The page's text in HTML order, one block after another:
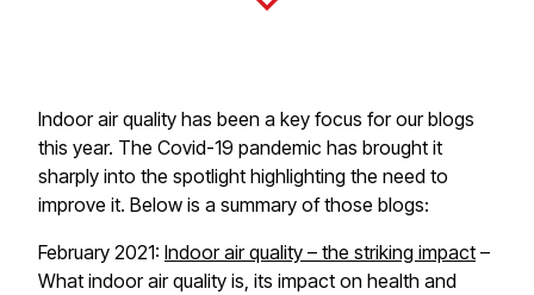
Indoor air quality has been a key focus for our blogs
this year. The Covid-19 pandemic has brought it
sharply into the spotlight highlighting the need to
improve it. Below is a summary of those blogs:​​​​‌ ‍ ​‍​‍‌‍ ‌ ​‍‌‍‍‌‌‍‌ ‌‍‍‌‌‍ ‍​‍​‍​ ‍‍​‍​‍‌ ​ ‌‍​‌‌‍ ‍‌‍‍‌‌ ‌​‌ ‍‌​‍ ‍‌‍‍‌‌‍ ​‍​‍​‍ ​​‍​‍‌‍‍​‌ ​‍‌‍‌‌‌‍‌‍​‍​‍​ ‍‍​‍​‍​‍ ‌‍​‌‌‍‌​‌‍ ‌‌‍‍‌‌‍ ‍​‍ ‌‍‍‌‌‍ ‍‌ ‌​‌‍‌‌‌‍ ‍‌ ‌​​‍ ‌‍‌‌‌‍‌​‌‍‍‌‌ ‌​​‍ ‌‍ ‌‌‍ ‌‍‌​‌‍‌‌​ ‌‌ ​​‌ ​‍‌‍‌‌‌ ​ ‌‍‌‌‌‍ ‍‌ ‌​‌‍​‌‌ ‌​‌‍‍‌‌‍ ‌‍ ‍​ ‍ ‌‍‍‌‌‍‌​​ ‌​ ‌‍​ ‌​​ ‍‌‌‍​‌‌‍​ ​ ‌ ​ ‍​​ ​ ​‍ ‌‌‍​ ​ ​​​ ‌‌​ ‌​​‍ ‌​ ‌​‌‍‌​​ ‍​​ ‍‌​‍ ‌​ ‍‌​ ‌‌‌‍​‌​ ​​​‍ ‌​ ‌‌‌‍‌‌​ ​‍​ ‌​​ ‍‌​ ​‌​ ‌ ‌‍‌‍​ ‌​​ ‍​​ ‍‌​ ‌‌​ ‍ ‌ ‌​‌ ‍‌‌ ​​‌‍‌‌​ ‌‌ ​​‌‍ ‌ ​ ‌ ‌​​ ‍ ‌ ​​‌‍​‌‌ ‌​‌‍‍​​ ‌‌‍​ ‌‍ ‌‍ ‍‌ ‌​‌‍‌‌‌‍ ‍‌ ‌​​‍‌‌​ ‌‌‌​​‍‌‌ ‌‍‍ ‌‍‌‌‌ ‍‌​‍‌‌​ ​ ‌​‌​​‍‌‌​ ​ ‌​‌​​‍‌‌​ ​‍​ ​‍‌‍‌‍‌‍‌​​ ​ ​ ‌​‌‍‌​​ ​‌​ ‍‌​ ‍‌​ ‍​​ ​​​ ‌​​ ​​​‍‌‌​ ​‍​ ​‍​‍‌‌​ ‌‌‌​‌​​‍ ‍‌‍​ ‌‍‍​‌‍‍‌‌‍ ​‌‍‌​‌ ​‍‌‍‌‌‌‍ ‍​‍‌‌​ ‌‌‌​​‍‌‌ ‌‍‍ ‌‍‌‌‌ ‍‌​‍‌‌​ ​ ‌​‌​​‍‌‌​ ​ ‌​‌​​‍‌‌​ ​‍​ ​‍‌‍​‍​ ‍‌​ ‌‍​ ‍‌‌‍‌‍​ ‌‍​ ‌ ‌‍​‍​ ​​‌‍‌‍​ ‌​​ ​‌​ ​​​‍‌‌​ ​‍​ ​‍​‍‌‌​ ‌‌‌​‌​​‍ ‍‌ ‌​‌‍‌‌‌ ‍​‌ ‌​​ ‌‍​‍‌‍​‌‌ ​ ‌‍‌‌‌‌‌‌‌ ​‍‌‍ ​​ ‌​‍‌‌​ ​‍‌​‌‍‌‍​‌‌‍‌​‌‍ ‌‌‍‍‌‌‍ ‍​‍‌‍‌‍‍‌‌‍‌​​ ‌​ ‌‍​ ‌​​ ‍‌‌‍​‌‌‍​ ​ ‌ ​ ‍​​ ​ ​‍ ‌‌‍​ ​ ​​​ ‌‌​ ‌​​‍ ‌​ ‌​‌‍‌​​ ‍​​ ‍‌​‍ ‌​ ‍‌​ ‌‌‌‍​‌​ ​​​‍ ‌​ ‌‌‌‍‌‌​ ​‍​ ‌​​ ‍‌​ ​‌​ ‌ ‌‍‌‍​ ‌​​ ‍​​ ‍‌​ ‌‌​‍‌‍‌ ‌​‌ ‍‌‌ ​​‌‍‌‌​ ‌‌ ​​‌‍ ‌ ​ ‌ ‌​​‍‌‍‌ ​​‌‍​‌‌ ‌​‌‍‍​​ ‌‌‍​ ‌‍ ‌‍ ‍‌ ‌​‌‍‌‌‌‍ ‍‌ ‌​​‍‌‌​ ‌‌‌​​‍‌‌ ‌‍‍ ‌‍‌‌‌ ‍‌​‍‌‌​ ​ ‌​‌​​‍‌‌​ ​ ‌​‌​​‍‌‌​ ​‍​ ​‍‌‍‌‍‌‍‌​​ ​ ​ ‌​‌‍‌​​ ​‌​ ‍‌​ ‍‌​ ‍​​ ​​​ ‌​​ ​​​‍‌‌​ ​‍​ ​‍​‍‌‌​ ‌‌‌​‌​​‍ ‍‌‍​ ‌‍‍​‌‍‍‌‌‍ ​‌‍‌​‌ ​‍‌‍‌‌‌‍ ‍​‍‌‌​ ‌‌‌​​‍‌‌ ‌‍‍ ‌‍‌‌‌ ‍‌​‍‌‌​ ​ ‌​‌​​‍‌‌​ ​ ‌​‌​​‍‌‌​ ​‍​ ​‍‌‍​‍​ ‍‌​ ‌‍​ ‍‌‌‍‌‍​ ‌‍​ ‌ ‌‍​‍​ ​​‌‍‌‍​ ‌​​ ​‌​ ​​​‍‌‌​ ​‍​ ​‍​‍‌‌​ ‌‌‌​‌​​‍ ‍‌ ‌​‌‍‌‌‌ ‍​‌ ‌​​‍​‍‌ ‌
February 2021: ​​​​‌ ‍ ​‍​‍‌‍ ‌ ​‍‌‍‍‌‌‍‌ ‌‍‍‌‌‍ ‍​‍​‍​ ‍‍​‍​‍‌ ​ ‌‍​‌‌‍ ‍‌‍‍‌‌ ‌​‌ ‍‌​‍ ‍‌‍‍‌‌‍ ​‍​‍​‍ ​​‍​‍‌‍‍​‌ ​‍‌‍‌‌‌‍‌‍​‍​‍​ ‍‍​‍​‍​‍ ‌‍​‌‌‍‌​‌‍ ‌‌‍‍‌‌‍ ‍​‍ ‌‍‍‌‌‍ ‍‌ ‌​‌‍‌‌‌‍ ‍‌ ‌​​‍ ‌‍‌‌‌‍‌​‌‍‍‌‌ ‌​​‍ ‌‍ ‌‌‍ ‌‍‌​‌‍‌‌​ ‌‌ ​​‌ ​‍‌‍‌‌‌ ​ ‌‍‌‌‌‍ ‍‌ ‌​‌‍​‌‌ ‌​‌‍‍‌‌‍ ‌‍ ‍​ ‍ ‌‍‍‌‌‍‌​​ ‌​ ‌‍​ ‌​​ ‍‌‌‍​‌‌‍​ ​ ‌ ​ ‍​​ ​ ​‍ ‌‌‍​ ​ ​​​ ‌‌​ ‌​​‍ ‌​ ‌​‌‍‌​​ ‍​​ ‍‌​‍ ‌​ ‍‌​ ‌‌‌‍​‌​ ​​​‍ ‌​ ‌‌‌‍‌‌​ ​‍​ ‌​​ ‍‌​ ​‌​ ‌ ‌‍‌‍​ ‌​​ ‍​​ ‍‌​ ‌‌​ ‍ ‌ ‌​‌ ‍‌‌ ​​‌‍‌‌​ ‌‌ ​​‌‍ ‌ ​ ‌ ‌​​ ‍ ‌ ​​‌‍​‌‌ ‌​‌‍‍​​ ‌‌‍​ ‌‍ ‌‍ ‍‌ ‌​‌‍‌‌‌‍ ‍‌ ‌​​‍‌‌​ ‌‌‌​​‍‌‌ ‌‍‍ ‌‍‌‌‌ ‍‌​‍‌‌​ ​ ‌​‌​​‍‌‌​ ​ ‌​‌​​‍‌‌​ ​‍​ ​‍​ ‌ ‌‍​ ‌‍​ ‌‍‌‍‌‍​ ​ ​‍​ ​‌​ ‌​​ ​​​ ‍‌​ ‌ ‌‍​‍​‍‌‌​ ​‍​ ​‍​‍‌‌​ ‌‌‌​‌​​‍ ‍‌‍​ ‌‍‍​‌‍‍‌‌‍ ​‌‍‌​‌ ​‍‌‍‌‌‌‍ ‍​‍‌‌​ ‌‌‌​​‍‌‌ ‌‍‍ ‌‍‌‌‌ ‍‌​‍‌‌​ ​ ‌​‌​​‍‌‌​ ​ ‌​‌​​‍‌‌​ ​‍​ ​‍​ ‍‌‌‍‌​​ ​ ‌‍​‌​ ​‍​ ‍​​ ‌‌‌‍​‍‌‍​‍​ ‌‍‌‍‌‌‌‍‌‍​ ​​​‍‌‌​ ​‍​ ​‍​‍‌‌​ ‌‌‌​‌​​‍ ‍‌ ‌​‌‍‌‌‌ ‍​‌ ‌​​ ‌‍​‍‌‍​‌‌ ​ ‌‍‌‌‌‌‌‌‌ ​‍‌‍ ​​ ‌​‍‌‌​ ​‍‌​‌‍‌‍​‌‌‍‌​‌‍ ‌‌‍‍‌‌‍ ‍​‍‌‍‌‍‍‌‌‍‌​​ ‌​ ‌‍​ ‌​​ ‍‌‌‍​‌‌‍​ ​ ‌ ​ ‍​​ ​ ​‍ ‌‌‍​ ​ ​​​ ‌‌​ ‌​​‍ ‌​ ‌​‌‍‌​​ ‍​​ ‍‌​‍ ‌​ ‍‌​ ‌‌‌‍​‌​ ​​​‍ ‌​ ‌‌‌‍‌‌​ ​‍​ ‌​​ ‍‌​ ​‌​ ‌ ‌‍‌‍​ ‌​​ ‍​​ ‍‌​ ‌‌​‍‌‍‌ ‌​‌ ‍‌‌ ​​‌‍‌‌​ ‌‌ ​​‌‍ ‌ ​ ‌ ‌​​‍‌‍‌ ​​‌‍​‌‌ ‌​‌‍‍​​ ‌‌‍​ ‌‍ ‌‍ ‍‌ ‌​‌‍‌‌‌‍ ‍‌ ‌​​‍‌‌​ ‌‌‌​​‍‌‌ ‌‍‍ ‌‍‌‌‌ ‍‌​‍‌‌​ ​ ‌​‌​​‍‌‌​ ​ ‌​‌​​‍‌‌​ ​‍​ ​‍​ ‌ ‌‍​ ‌‍​ ‌‍‌‍‌‍​ ​ ​‍​ ​‌​ ‌​​ ​​​ ‍‌​ ‌ ‌‍​‍​‍‌‌​ ​‍​ ​‍​‍‌‌​ ‌‌‌​‌​​‍ ‍‌‍​ ‌‍‍​‌‍‍‌‌‍ ​‌‍‌​‌ ​‍‌‍‌‌‌‍ ‍​‍‌‌​ ‌‌‌​​‍‌‌ ‌‍‍ ‌‍‌‌‌ ‍‌​‍‌‌​ ​ ‌​‌​​‍‌‌​ ​ ‌​‌​​‍‌‌​ ​‍​ ​‍​ ‍‌‌‍‌​​ ​ ‌‍​‌​ ​‍​ ‍​​ ‌‌‌‍​‍‌‍​‍​ ‌‍‌‍‌‌‌‍‌‍​ ​​​‍‌‌​ ​‍​ ​‍​‍‌‌​ ‌‌‌​‌​​‍ ‍‌ ‌​‌‍‌‌‌ ‍​‌ ‌​​‍​‍‌ ‌ Indoor air quality​​​​‌ ‍ ​‍​‍‌‍ ‌ ​‍‌‍‍‌‌‍‌ ‌‍‍‌‌‍ ‍​‍​‍​ ‍‍​‍​‍‌ ​ ‌‍​‌‌‍ ‍‌‍‍‌‌ ‌​‌ ‍‌​‍ ‍‌‍‍‌‌‍ ​‍​‍​‍ ​​‍​‍‌‍‍​‌ ​‍‌‍‌‌‌‍‌‍​‍​‍​ ‍‍​‍​‍​‍ ‌‍​‌‌‍‌​‌‍ ‌‌‍‍‌‌‍ ‍​‍ ‌‍‍‌‌‍ ‍‌ ‌​‌‍‌‌‌‍ ‍‌ ‌​​‍ ‌‍‌‌‌‍‌​‌‍‍‌‌ ‌​​‍ ‌‍ ‌‌‍ ‌‍‌​‌‍‌‌​ ‌‌ ​​‌ ​‍‌‍‌‌‌ ​ ‌‍‌‌‌‍ ‍‌ ‌​‌‍​‌‌ ‌​‌‍‍‌‌‍ ‌‍ ‍​ ‍ ‌‍‍‌‌‍‌​​ ‌​ ‌‍​ ‌​​ ‍‌‌‍​‌‌‍​ ​ ‌ ​ ‍​​ ​ ​‍ ‌‌‍​ ​ ​​​ ‌‌​ ‌​​‍ ‌​ ‌​‌‍‌​​ ‍​​ ‍‌​‍ ‌​ ‍‌​ ‌‌‌‍​‌​ ​​​‍ ‌​ ‌‌‌‍‌‌​ ​‍​ ‌​​ ‍‌​ ​‌​ ‌ ‌‍‌‍​ ‌​​ ‍​​ ‍‌​ ‌‌​ ‍ ‌ ‌​‌ ‍‌‌ ​​‌‍‌‌​ ‌‌ ​​‌‍ ‌ ​ ‌ ‌​​ ‍ ‌ ​​‌‍​‌‌ ‌​‌‍‍​​ ‌‌‍​ ‌‍ ‌‍ ‍‌ ‌​‌‍‌‌‌‍ ‍‌ ‌​​‍‌‌​ ‌‌‌​​‍‌‌ ‌‍‍ ‌‍‌‌‌ ‍‌​‍‌‌​ ​ ‌​‌​​‍‌‌​ ​ ‌​‌​​‍‌‌​ ​‍​ ​‍​ ‌ ‌‍​ ‌‍​ ‌‍‌‍‌‍​ ​ ​‍​ ​‌​ ‌​​ ​​​ ‍‌​ ‌ ‌‍​‍​‍‌‌​ ​‍​ ​‍​‍‌‌​ ‌‌‌​‌​​‍ ‍‌‍​ ‌‍‍​‌‍‍‌‌‍ ​‌‍‌​‌ ​‍‌‍‌‌‌‍ ‍​‍‌‌​ ‌‌‌​​‍‌‌ ‌‍‍ ‌‍‌‌‌ ‍‌​‍‌‌​ ​ ‌​‌​​‍‌‌​ ​ ‌​‌​​‍‌‌​ ​‍​ ​‍​ ‍‌‌‍‌​​ ​ ‌‍​‌​ ​‍​ ‍​​ ‌‌‌‍​‍‌‍​‍​ ‌‍‌‍‌‌‌‍‌‍​ ​‍​‍‌‌​ ​‍​ ​‍​‍‌‌​ ‌‌‌​‌​​‍ ‍‌ ‌​‌‍‌‌‌ ‍​‌ ‌​​ ‌‍​‍‌‍​‌‌ ​ ‌‍‌‌‌‌‌‌‌ ​‍‌‍ ​​ ‌​‍‌‌​ ​‍‌​‌‍‌‍​‌‌‍‌​‌‍ ‌‌‍‍‌‌‍ ‍​‍‌‍‌‍‍‌‌‍‌​​ ‌​ ‌‍​ ‌​​ ‍‌‌‍​‌‌‍​ ​ ‌ ​ ‍​​ ​ ​‍ ‌‌‍​ ​ ​​​ ‌‌​ ‌​​‍ ‌​ ‌​‌‍‌​​ ‍​​ ‍‌​‍ ‌​ ‍‌​ ‌‌‌‍​‌​ ​​​‍ ‌​ ‌‌‌‍‌‌​ ​‍​ ‌​​ ‍‌​ ​‌​ ‌ ‌‍‌‍​ ‌​​ ‍​​ ‍‌​ ‌‌​‍‌‍‌ ‌​‌ ‍‌‌ ​​‌‍‌‌​ ‌‌ ​​‌‍ ‌ ​ ‌ ‌​​‍‌‍‌ ​​‌‍​‌‌ ‌​‌‍‍​​ ‌‌‍​ ‌‍ ‌‍ ‍‌ ‌​‌‍‌‌‌‍ ‍‌ ‌​​‍‌‌​ ‌‌‌​​‍‌‌ ‌‍‍ ‌‍‌‌‌ ‍‌​‍‌‌​ ​ ‌​‌​​‍‌‌​ ​ ‌​‌​​‍‌‌​ ​‍​ ​‍​ ‌ ‌‍​ ‌‍​ ‌‍‌‍‌‍​ ​ ​‍​ ​‌​ ‌​​ ​​​ ‍‌​ ‌ ‌‍​‍​‍‌‌​ ​‍​ ​‍​‍‌‌​ ‌‌‌​‌​​‍ ‍‌‍​ ‌‍‍​‌‍‍‌‌‍ ​‌‍‌​‌ ​‍‌‍‌‌‌‍ ‍​‍‌‌​ ‌‌‌​​‍‌‌ ‌‍‍ ‌‍‌‌‌ ‍‌​‍‌‌​ ​ ‌​‌​​‍‌‌​ ​ ‌​‌​​‍‌‌​ ​‍​ ​‍​ ‍‌‌‍‌​​ ​ ‌‍​‌​ ​‍​ ‍​​ ‌‌‌‍​‍‌‍​‍​ ‌‍‌‍‌‌‌‍‌‍​ ​‍​‍‌‌​ ​‍​ ​‍​‍‌‌​ ‌‌‌​‌​​‍ ‍‌ ‌​‌‍‌‌‌ ‍​‌ ‌​​‍​‍‌ ‌ ​​​​‌ ‍ ​‍​‍‌‍ ‌ ​‍‌‍‍‌‌‍‌ ‌‍‍‌‌‍ ‍​‍​‍​ ‍‍​‍​‍‌ ​ ‌‍​‌‌‍ ‍‌‍‍‌‌ ‌​‌ ‍‌​‍ ‍‌‍‍‌‌‍ ​‍​‍​‍ ​​‍​‍‌‍‍​‌ ​‍‌‍‌‌‌‍‌‍​‍​‍​ ‍‍​‍​‍​‍ ‌‍​‌‌‍‌​‌‍ ‌‌‍‍‌‌‍ ‍​‍ ‌‍‍‌‌‍ ‍‌ ‌​‌‍‌‌‌‍ ‍‌ ‌​​‍ ‌‍‌‌‌‍‌​‌‍‍‌‌ ‌​​‍ ‌‍ ‌‌‍ ‌‍‌​‌‍‌‌​ ‌‌ ​​‌ ​‍‌‍‌‌‌ ​ ‌‍‌‌‌‍ ‍‌ ‌​‌‍​‌‌ ‌​‌‍‍‌‌‍ ‌‍ ‍​ ‍ ‌‍‍‌‌‍‌​​ ‌​ ‌‍​ ‌​​ ‍‌‌‍​‌‌‍​ ​ ‌ ​ ‍​​ ​ ​‍ ‌‌‍​ ​ ​​​ ‌‌​ ‌​​‍ ‌​ ‌​‌‍‌​​ ‍​​ ‍‌​‍ ‌​ ‍‌​ ‌‌‌‍​‌​ ​​​‍ ‌​ ‌‌‌‍‌‌​ ​‍​ ‌​​ ‍‌​ ​‌​ ‌ ‌‍‌‍​ ‌​​ ‍​​ ‍‌​ ‌‌​ ‍ ‌ ‌​‌ ‍‌‌ ​​‌‍‌‌​ ‌‌ ​​‌‍ ‌ ​ ‌ ‌​​ ‍ ‌ ​​‌‍​‌‌ ‌​‌‍‍​​ ‌‌‍​ ‌‍ ‌‍ ‍‌ ‌​‌‍‌‌‌‍ ‍‌ ‌​​‍‌‌​ ‌‌‌​​‍‌‌ ‌‍‍ ‌‍‌‌‌ ‍‌​‍‌‌​ ​ ‌​‌​​‍‌‌​ ​ ‌​‌​​‍‌‌​ ​‍​ ​‍​ ‌ ‌‍​ ‌‍​ ‌‍‌‍‌‍​ ​ ​‍​ ​‌​ ‌​​ ​​​ ‍‌​ ‌ ‌‍​‍​‍‌‌​ ​‍​ ​‍​‍‌‌​ ‌‌‌​‌​​‍ ‍‌‍​ ‌‍‍​‌‍‍‌‌‍ ​‌‍‌​‌ ​‍‌‍‌‌‌‍ ‍​‍‌‌​ ‌‌‌​​‍‌‌ ‌‍‍ ‌‍‌‌‌ ‍‌​‍‌‌​ ​ ‌​‌​​‍‌‌​ ​ ‌​‌​​‍‌‌​ ​‍​ ​‍​ ‍‌‌‍‌​​ ​ ‌‍​‌​ ​‍​ ‍​​ ‌‌‌‍​‍‌‍​‍​ ‌‍‌‍‌‌‌‍‌‍​ ​ ​‍‌‌​ ​‍​ ​‍​‍‌‌​ ‌‌‌​‌​​‍ ‍‌ ‌​‌‍‌‌‌ ‍​‌ ‌​​ ‌‍​‍‌‍​‌‌ ​ ‌‍‌‌‌‌‌‌‌ ​‍‌‍ ​​ ‌​‍‌‌​ ​‍‌​‌‍‌‍​‌‌‍‌​‌‍ ‌‌‍‍‌‌‍ ‍​‍‌‍‌‍‍‌‌‍‌​​ ‌​ ‌‍​ ‌​​ ‍‌‌‍​‌‌‍​ ​ ‌ ​ ‍​​ ​ ​‍ ‌‌‍​ ​ ​​​ ‌‌​ ‌​​‍ ‌​ ‌​‌‍‌​​ ‍​​ ‍‌​‍ ‌​ ‍‌​ ‌‌‌‍​‌​ ​​​‍ ‌​ ‌‌‌‍‌‌​ ​‍​ ‌​​ ‍‌​ ​‌​ ‌ ‌‍‌‍​ ‌​​ ‍​​ ‍‌​ ‌‌​‍‌‍‌ ‌​‌ ‍‌‌ ​​‌‍‌‌​ ‌‌ ​​‌‍ ‌ ​ ‌ ‌​​‍‌‍‌ ​​‌‍​‌‌ ‌​‌‍‍​​ ‌‌‍​ ‌‍ ‌‍ ‍‌ ‌​‌‍‌‌‌‍ ‍‌ ‌​​‍‌‌​ ‌‌‌​​‍‌‌ ‌‍‍ ‌‍‌‌‌ ‍‌​‍‌‌​ ​ ‌​‌​​‍‌‌​ ​ ‌​‌​​‍‌‌​ ​‍​ ​‍​ ‌ ‌‍​ ‌‍​ ‌‍‌‍‌‍​ ​ ​‍​ ​‌​ ‌​​ ​​​ ‍‌​ ‌ ‌‍​‍​‍‌‌​ ​‍​ ​‍​‍‌‌​ ‌‌‌​‌​​‍ ‍‌‍​ ‌‍‍​‌‍‍‌‌‍ ​‌‍‌​‌ ​‍‌‍‌‌‌‍ ‍​‍‌‌​ ‌‌‌​​‍‌‌ ‌‍‍ ‌‍‌‌‌ ‍‌​‍‌‌​ ​ ‌​‌​​‍‌‌​ ​ ‌​‌​​‍‌‌​ ​‍​ ​‍​ ‍‌‌‍‌​​ ​ ‌‍​‌​ ​‍​ ‍​​ ‌‌‌‍​‍‌‍​‍​ ‌‍‌‍‌‌‌‍‌‍​ ​ ​‍‌‌​ ​‍​ ​‍​‍‌‌​ ‌‌‌​‌​​‍ ‍‌ ‌​‌‍‌‌‌ ‍​‌ ‌​​‍​‍‌ ‌– the striking impact​​​​‌ ‍ ​‍​‍‌‍ ‌ ​‍‌‍‍‌‌‍‌ ‌‍‍‌‌‍ ‍​‍​‍​ ‍‍​‍​‍‌ ​ ‌‍​‌‌‍ ‍‌‍‍‌‌ ‌​‌ ‍‌​‍ ‍‌‍‍‌‌‍ ​‍​‍​‍ ​​‍​‍‌‍‍​‌ ​‍‌‍‌‌‌‍‌‍​‍​‍​ ‍‍​‍​‍​‍ ‌‍​‌‌‍‌​‌‍ ‌‌‍‍‌‌‍ ‍​‍ ‌‍‍‌‌‍ ‍‌ ‌​‌‍‌‌‌‍ ‍‌ ‌​​‍ ‌‍‌‌‌‍‌​‌‍‍‌‌ ‌​​‍ ‌‍ ‌‌‍ ‌‍‌​‌‍‌‌​ ‌‌ ​​‌ ​‍‌‍‌‌‌ ​ ‌‍‌‌‌‍ ‍‌ ‌​‌‍​‌‌ ‌​‌‍‍‌‌‍ ‌‍ ‍​ ‍ ‌‍‍‌‌‍‌​​ ‌​ ‌‍​ ‌​​ ‍‌‌‍​‌‌‍​ ​ ‌ ​ ‍​​ ​ ​‍ ‌‌‍​ ​ ​​​ ‌‌​ ‌​​‍ ‌​ ‌​‌‍‌​​ ‍​​ ‍‌​‍ ‌​ ‍‌​ ‌‌‌‍​‌​ ​​​‍ ‌​ ‌‌‌‍‌‌​ ​‍​ ‌​​ ‍‌​ ​‌​ ‌ ‌‍‌‍​ ‌​​ ‍​​ ‍‌​ ‌‌​ ‍ ‌ ‌​‌ ‍‌‌ ​​‌‍‌‌​ ‌‌ ​​‌‍ ‌ ​ ‌ ‌​​ ‍ ‌ ​​‌‍​‌‌ ‌​‌‍‍​​ ‌‌‍​ ‌‍ ‌‍ ‍‌ ‌​‌‍‌‌‌‍ ‍‌ ‌​​‍‌‌​ ‌‌‌​​‍‌‌ ‌‍‍ ‌‍‌‌‌ ‍‌​‍‌‌​ ​ ‌​‌​​‍‌‌​ ​ ‌​‌​​‍‌‌​ ​‍​ ​‍​ ‌ ‌‍​ ‌‍​ ‌‍‌‍‌‍​ ​ ​‍​ ​‌​ ‌​​ ​​​ ‍‌​ ‌ ‌‍​‍​‍‌‌​ ​‍​ ​‍​‍‌‌​ ‌‌‌​‌​​‍ ‍‌‍​ ‌‍‍​‌‍‍‌‌‍ ​‌‍‌​‌ ​‍‌‍‌‌‌‍ ‍​‍‌‌​ ‌‌‌​​‍‌‌ ‌‍‍ ‌‍‌‌‌ ‍‌​‍‌‌​ ​ ‌​‌​​‍‌‌​ ​ ‌​‌​​‍‌‌​ ​‍​ ​‍​ ‍‌‌‍‌​​ ​ ‌‍​‌​ ​‍​ ‍​​ ‌‌‌‍​‍‌‍​‍​ ‌‍‌‍‌‌‌‍‌‍​ ‌​​‍‌‌​ ​‍​ ​‍​‍‌‌​ ‌‌‌​‌​​‍ ‍‌ ‌​‌‍‌‌‌ ‍​‌ ‌​​ ‌‍​‍‌‍​‌‌ ​ ‌‍‌‌‌‌‌‌‌ ​‍‌‍ ​​ ‌​‍‌‌​ ​‍‌​‌‍‌‍​‌‌‍‌​‌‍ ‌‌‍‍‌‌‍ ‍​‍‌‍‌‍‍‌‌‍‌​​ ‌​ ‌‍​ ‌​​ ‍‌‌‍​‌‌‍​ ​ ‌ ​ ‍​​ ​ ​‍ ‌‌‍​ ​ ​​​ ‌‌​ ‌​​‍ ‌​ ‌​‌‍‌​​ ‍​​ ‍‌​‍ ‌​ ‍‌​ ‌‌‌‍​‌​ ​​​‍ ‌​ ‌‌‌‍‌‌​ ​‍​ ‌​​ ‍‌​ ​‌​ ‌ ‌‍‌‍​ ‌​​ ‍​​ ‍‌​ ‌‌​‍‌‍‌ ‌​‌ ‍‌‌ ​​‌‍‌‌​ ‌‌ ​​‌‍ ‌ ​ ‌ ‌​​‍‌‍‌ ​​‌‍​‌‌ ‌​‌‍‍​​ ‌‌‍​ ‌‍ ‌‍ ‍‌ ‌​‌‍‌‌‌‍ ‍‌ ‌​​‍‌‌​ ‌‌‌​​‍‌‌ ‌‍‍ ‌‍‌‌‌ ‍‌​‍‌‌​ ​ ‌​‌​​‍‌‌​ ​ ‌​‌​​‍‌‌​ ​‍​ ​‍​ ‌ ‌‍​ ‌‍​ ‌‍‌‍‌‍​ ​ ​‍​ ​‌​ ‌​​ ​​​ ‍‌​ ‌ ‌‍​‍​‍‌‌​ ​‍​ ​‍​‍‌‌​ ‌‌‌​‌​​‍ ‍‌‍​ ‌‍‍​‌‍‍‌‌‍ ​‌‍‌​‌ ​‍‌‍‌‌‌‍ ‍​‍‌‌​ ‌‌‌​​‍‌‌ ‌‍‍ ‌‍‌‌‌ ‍‌​‍‌‌​ ​ ‌​‌​​‍‌‌​ ​ ‌​‌​​‍‌‌​ ​‍​ ​‍​ ‍‌‌‍‌​​ ​ ‌‍​‌​ ​‍​ ‍​​ ‌‌‌‍​‍‌‍​‍​ ‌‍‌‍‌‌‌‍‌‍​ ‌​​‍‌‌​ ​‍​ ​‍​‍‌‌​ ‌‌‌​‌​​‍ ‍‌ ‌​‌‍‌‌‌ ‍​‌ ‌​​‍​‍‌ ‌ –
What indoor air quality is, its impact on health and